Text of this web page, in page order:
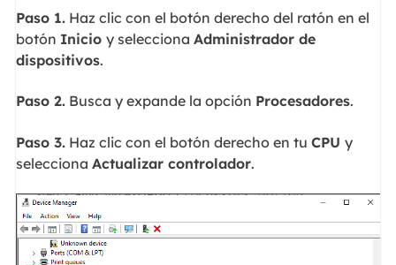
Paso 1.Haz clic con el botón derecho del ratón en el
botón Inicio y selecciona Administrador de
dispositivos.
Paso 2.Busca y expande la opción Procesadores.
Paso 3.Haz clic con el botón derecho en tu CPU y
selecciona Actualizar controlador.